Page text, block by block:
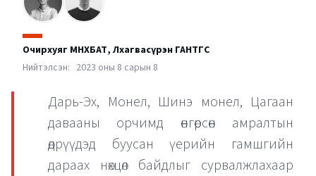
Очирхуяг МӨНХБАТ, Лхагвасүрэн ГАНТӨГС
Нийтэлсэн: 2023 оны 8 сарын 8
Дарь-Эх, Монел, Шинэ монел, Цагаан
давааны орчимд өнгөрсөн амралтын
өдрүүдэд буусан үерийн гамшгийн
дараах нөхцөл байдлыг сурвалжлахаар